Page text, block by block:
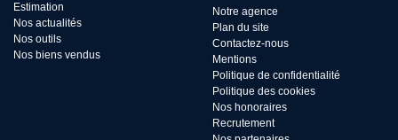
Estimation
Nos actualités
Nos outils
Nos biens vendus
Notre agence
Plan du site
Contactez-nous
Mentions
Politique de confidentialité
Politique des cookies
Nos honoraires
Recrutement